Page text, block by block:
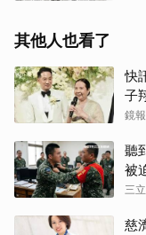
其他人也看了
快
子
鏡報
聽
被
三
慈